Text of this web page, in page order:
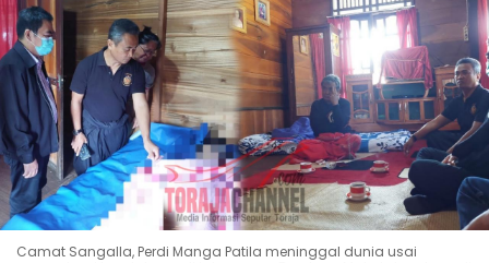
Camat Sangalla, Perdi Manga Patila meninggal dunia usai